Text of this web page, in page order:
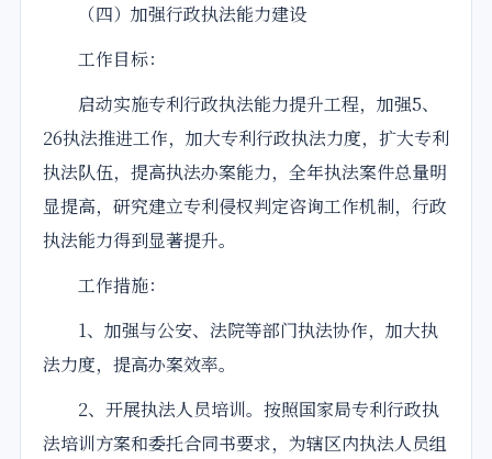
（四）加强行政执法能力建设
工作目标：
启动实施专利行政执法能力提升工程，加强5、
26执法推进工作，加大专利行政执法力度，扩大专利
执法队伍，提高执法办案能力，全年执法案件总量明
显提高，研究建立专利侵权判定咨询工作机制，行政
执法能力得到显著提升。
工作措施：
1、加强与公安、法院等部门执法协作，加大执
法力度，提高办案效率。
2、开展执法人员培训。按照国家局专利行政执
法培训方案和委托合同书要求，为辖区内执法人员组